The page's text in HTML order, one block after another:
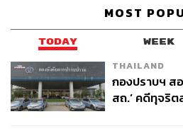
โอลิมปิกเกมส์ ปารีส 2024 ‘ฮูเลียน
ปีของแมนเชสเตอร์ ซิตี้ ที่เพิ่งช่วยใ
โคปาอเมริกา สมัยที่ 16 คือนักเตะ
อย่างปฏิเสธไม่ได้ ซึ่งน่าจับตามองเ
จะพาทีมคว้าเหรียญทองสมัยที่ 3 ไ
MOST
TODAY WEEK
THAILAND
กองปราบฯ ส
สถ.’ คดีทุจริ